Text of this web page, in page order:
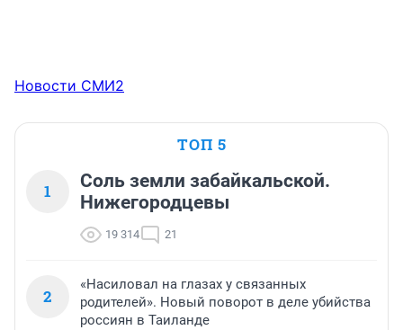
Новости СМИ2
ТОП 5
1
Соль земли забайкальской.
Нижегородцевы
19 314 21
2
«Насиловал на глазах у связанных
родителей». Новый поворот в деле убийства
россиян в Таиланде